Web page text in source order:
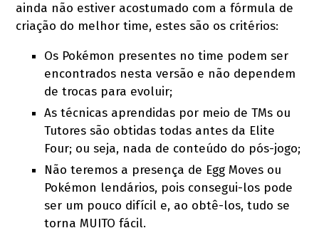
ainda não estiver acostumado com a fórmula de
criação do melhor time, estes são os critérios:
Os Pokémon presentes no time podem ser
encontrados nesta versão e não dependem
de trocas para evoluir;
As técnicas aprendidas por meio de TMs ou
Tutores são obtidas todas antes da Elite
Four; ou seja, nada de conteúdo do pós-jogo;
Não teremos a presença de Egg Moves ou
Pokémon lendários, pois consegui-los pode
ser um pouco difícil e, ao obtê-los, tudo se
torna MUITO fácil.